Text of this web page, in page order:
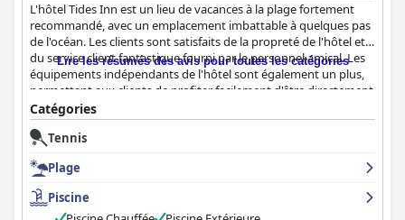
L'hôtel Tides Inn est un lieu de vacances à la plage fortement
recommandé, avec un emplacement imbattable à quelques pas
de l'océan. Les clients sont satisfaits de la propreté de l'hôtel et
du service client fantastique fourni par le personnel amical. Les
équipements indépendants de l'hôtel sont également un plus,
permettant aux clients de profiter facilement d'être directement
sur la plage tout en ayant accès à de savoureux restaurants,
magasins et cafés à distance de marche. Les chambres sont
propres et les clients peuvent facilement accéder à la plage et à
Inn est un paradis pour ceux qui recherchent un lieu d'évasion
idéal directement sur la plage.
Lire les résumés des avis pour toutes les catégories
Catégories
Tennis
Plage
Piscine